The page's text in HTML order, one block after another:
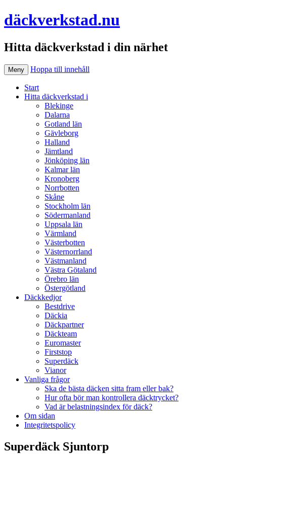
däckverkstad.nu
Hitta däckverkstad i din närhet
Meny Hoppa till innehåll
Start
Hitta däckverkstad i
Blekinge
Dalarna
Gotland län
Gävleborg
Halland
Jämtland
Jönköping län
Kalmar län
Kronoberg
Norrbotten
Skåne
Stockholm län
Södermanland
Uppsala län
Värmland
Västerbotten
Västernorrland
Västmanland
Västra Götaland
Örebro län
Östergötland
Däckkedjor
Bestdrive
Däckia
Däckpartner
Däckteam
Euromaster
Firststop
Superdäck
Vianor
Vanliga frågor
Ska de bästa däcken sitta fram eller bak?
Hur ofta bör man kontrollera däcktrycket?
Vad är belastningsindex för däck?
Om sidan
Integritetspolicy
Superdäck Sjuntorp